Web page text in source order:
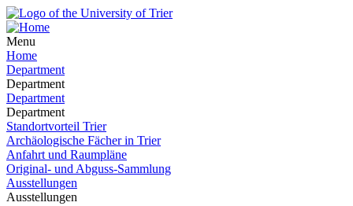
Menu
Home
Department
Department
Department
Department
Standortvorteil Trier
Archäologische Fächer in Trier
Anfahrt und Raumpläne
Original- und Abguss-Sammlung
Ausstellungen
Ausstellungen